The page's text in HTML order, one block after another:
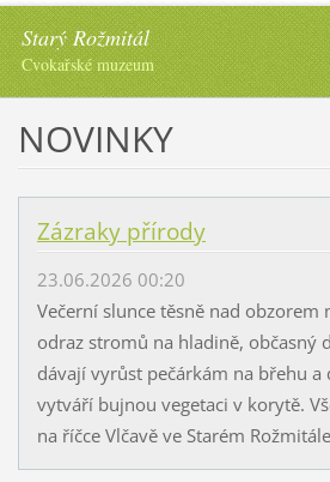
Starý Rožmitál
Cvokařské muzeum
NOVINKY
Zázraky přírody
23.06.2026 00:20
Večerní slunce těsně nad obzorem
odraz stromů na hladině, občasný
dávají vyrůst pečárkám na břehu a
vytváří bujnou vegetaci v korytě.
na říčce Vlčavě ve Starém